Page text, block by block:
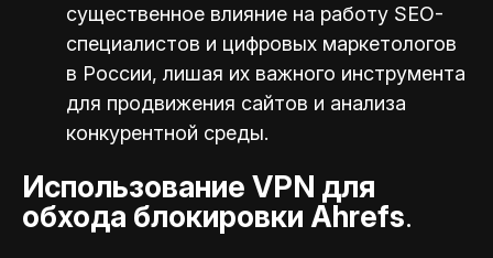
существенное влияние на работу SEO-
специалистов и цифровых маркетологов
в России, лишая их важного инструмента
для продвижения сайтов и анализа
конкурентной среды.
Использование VPN для
обхода блокировки Ahrefs.